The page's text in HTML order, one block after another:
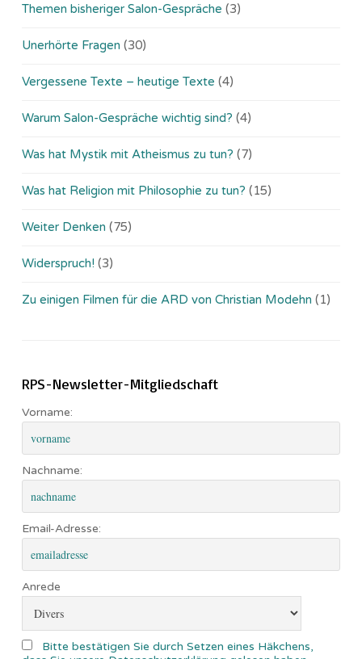
Themen bisheriger Salon-Gespräche (3)
Unerhörte Fragen (30)
Vergessene Texte – heutige Texte (4)
Warum Salon-Gespräche wichtig sind? (4)
Was hat Mystik mit Atheismus zu tun? (7)
Was hat Religion mit Philosophie zu tun? (15)
Weiter Denken (75)
Widerspruch! (3)
Zu einigen Filmen für die ARD von Christian Modehn (1)
RPS-Newsletter-Mitgliedschaft
Vorname:
Nachname:
Email-Adresse:
Anrede
Bitte bestätigen Sie durch Setzen eines Häkchens,